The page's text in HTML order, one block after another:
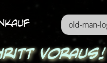
voraus!